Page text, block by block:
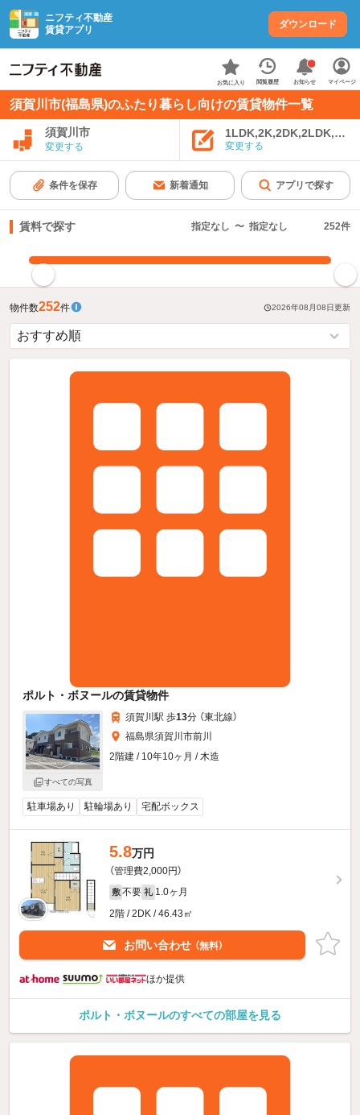
ニフティ不動産
賃貸アプリ
ダウンロード
お気に入り 閲覧履歴 お知らせ マイページ
須賀川市(福島県)のふたり暮らし向けの賃貸物件一覧
須賀川市
変更する 変更する
条件を保存 新着通知 アプリで探す
賃料で探す 指定なし 〜 指定なし 252件
物件数252件 2026年08月08日更新
ポルト・ボヌールの賃貸物件
すべての写真
須賀川駅 歩13分 （東北線）
福島県須賀川市前川
2階建 / 10年10ヶ月 / 木造
駐車場あり 駐輪場あり 宅配ボックス
5.8万円
（管理費2,000円）
敷 不要 礼 1.0ヶ月
2階 / 2DK / 46.43㎡
お問い合わせ （無料）
ほか提供
ポルト・ボヌールのすべての部屋を見る